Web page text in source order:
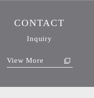
CONTACT
Inquiry
View More